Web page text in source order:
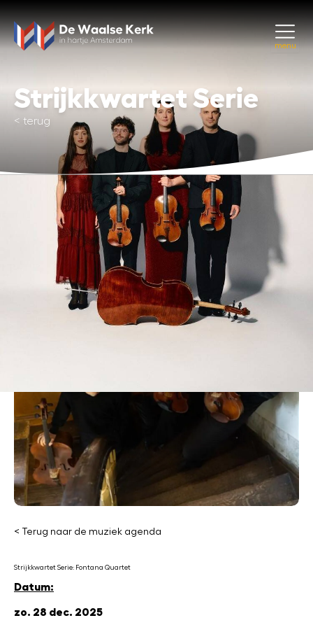
menu
Strijkkwartet Serie
< terug
< Terug naar de muziek agenda
Strijkkwartet Serie: Fontana Quartet
Datum:
zo. 28 dec. 2025